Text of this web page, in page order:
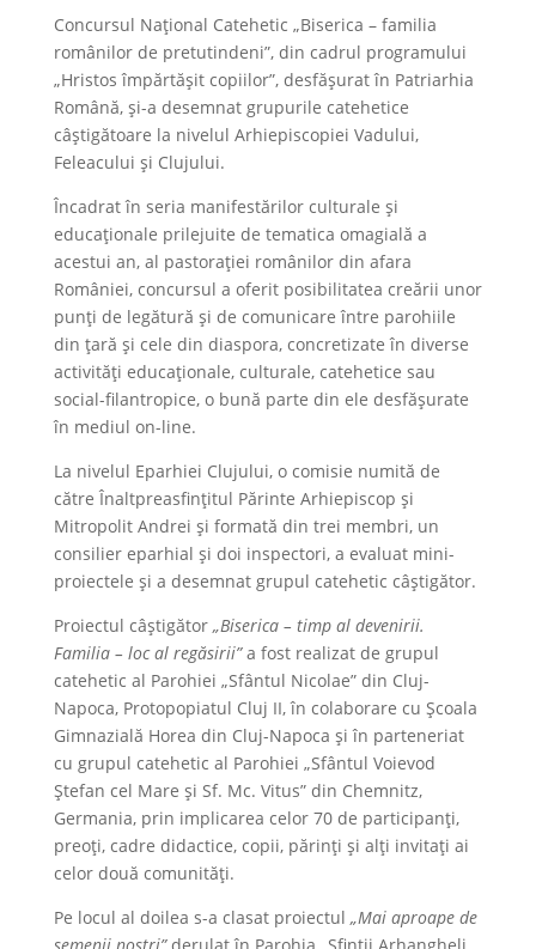
Concursul Național Catehetic „Biserica – familia
românilor de pretutindeni”, din cadrul programului
„Hristos împărtășit copiilor”, desfășurat în Patriarhia
Română, și-a desemnat grupurile catehetice
câștigătoare la nivelul Arhiepiscopiei Vadului,
Feleacului și Clujului.
Încadrat în seria manifestărilor culturale și
educaționale prilejuite de tematica omagială a
acestui an, al pastorației românilor din afara
României, concursul a oferit posibilitatea creării unor
punți de legătură și de comunicare între parohiile
din țară și cele din diaspora, concretizate în diverse
activități educaționale, culturale, catehetice sau
social-filantropice, o bună parte din ele desfășurate
în mediul on-line.
La nivelul Eparhiei Clujului, o comisie numită de
către Înaltpreasfințitul Părinte Arhiepiscop și
Mitropolit Andrei și formată din trei membri, un
consilier eparhial și doi inspectori, a evaluat mini-
proiectele și a desemnat grupul catehetic câștigător.
Proiectul câștigător „Biserica – timp al devenirii.
Familia – loc al regăsirii”a fost realizat de grupul
catehetic al Parohiei „Sfântul Nicolae” din Cluj-
Napoca, Protopopiatul Cluj II, în colaborare cu Școala
Gimnazială Horea din Cluj-Napoca și în parteneriat
cu grupul catehetic al Parohiei „Sfântul Voievod
Ștefan cel Mare și Sf. Mc. Vitus” din Chemnitz,
Germania, prin implicarea celor 70 de participanți,
preoți, cadre didactice, copii, părinți și alți invitați ai
celor două comunități.
Pe locul al doilea s-a clasat proiectul „Mai aproape de